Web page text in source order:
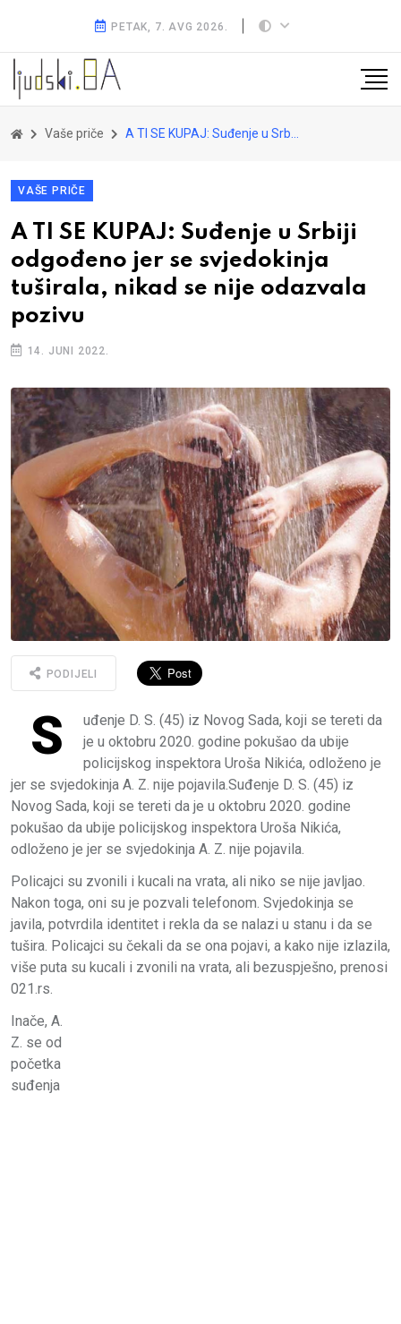
PETAK, 7. AVG 2026.
Vaše priče A TI SE KUPAJ: Suđenje u Srbiji odgođeno jer se svjedokinja tuširala, nikad se nije odazvala pozivu
VAŠE PRIČE
A TI SE KUPAJ: Suđenje u Srbiji
odgođeno jer se svjedokinja
tuširala, nikad se nije odazvala
pozivu
14. JUNI 2022.
PODIJELI
S
uđenje D. S. (45) iz Novog Sada, koji se tereti da
je u oktobru 2020. godine pokušao da ubije
policijskog inspektora Uroša Nikića, odloženo je
jer se svjedokinja A. Z. nije pojavila.Suđenje D. S. (45) iz
Novog Sada, koji se tereti da je u oktobru 2020. godine
pokušao da ubije policijskog inspektora Uroša Nikića,
odloženo je jer se svjedokinja A. Z. nije pojavila.
Policajci su zvonili i kucali na vrata, ali niko se nije javljao.
Nakon toga, oni su je pozvali telefonom. Svjedokinja se
javila, potvrdila identitet i rekla da se nalazi u stanu i da se
tušira. Policajci su čekali da se ona pojavi, a kako nije izlazila,
više puta su kucali i zvonili na vrata, ali bezuspješno, prenosi
021.rs.
Inače, A.
Z. se od
početka
suđenja